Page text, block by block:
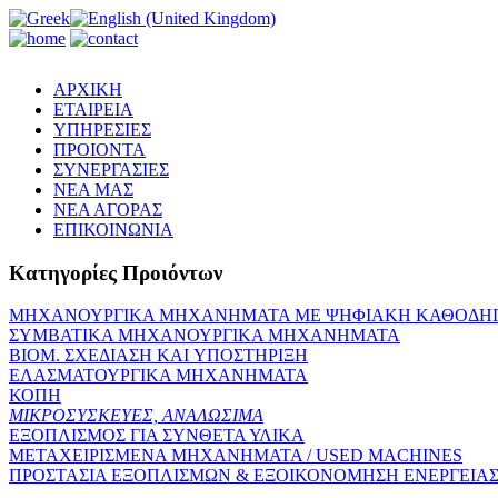
ΑΡΧΙΚΗ
ΕΤΑΙΡΕΙΑ
ΥΠΗΡΕΣΙΕΣ
ΠΡΟΙΟΝΤΑ
ΣΥΝΕΡΓΑΣΙΕΣ
ΝΕΑ ΜΑΣ
ΝΕΑ ΑΓΟΡΑΣ
ΕΠΙΚΟΙΝΩΝΙΑ
Κατηγορίες Προιόντων
ΜΗΧΑΝΟΥΡΓΙΚΑ ΜΗΧΑΝΗΜΑΤΑ ME ΨΗΦΙΑΚΗ
ΣΥΜΒΑΤΙΚΑ ΜΗΧΑΝΟΥΡΓΙΚΑ ΜΗΧΑΝΗΜΑΤΑ
ΒΙΟΜ. ΣΧΕΔΙΑΣΗ KAI ΥΠΟΣΤΗΡΙΞΗ
ΕΛΑΣΜΑΤΟΥΡΓΙΚΑ ΜΗΧΑΝΗΜΑΤΑ
ΚΟΠΗ
ΜΙΚΡΟΣΥΣΚΕΥΕΣ, ΑΝΑΛΩΣΙΜΑ
ΕΞΟΠΛΙΣΜΟΣ ΓΙΑ ΣΥΝΘΕΤΑ ΥΛΙΚΑ
ΜΕΤΑΧΕΙΡΙΣΜΕΝΑ ΜΗΧΑΝΗΜΑΤΑ / USED MACHINES
ΠΡΟΣΤΑΣΙΑ ΕΞΟΠΛΙΣΜΩΝ & ΕΞΟΙΚΟΝΟΜΗΣΗ ΕΝΕΡΓΕΙΑΣ